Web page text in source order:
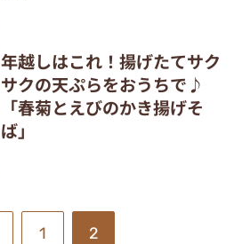
年越しはこれ！揚げたてサク
サクの天ぷらをおうちで♪
「春菊とえびのかき揚げそ
ば」
1 2